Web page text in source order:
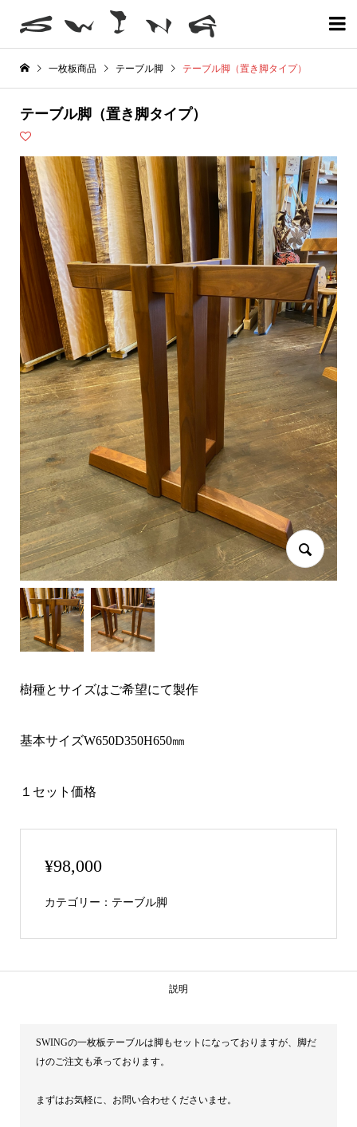

一枚板商品 テーブル脚 テーブル脚（置き脚タイプ）
テーブル脚（置き脚タイプ）
樹種とサイズはご希望にて製作
基本サイズW650D350H650㎜
１セット価格
¥98,000
カテゴリー： テーブル脚
説明
SWINGの一枚板テーブルは脚もセットになっておりますが、脚だ
けのご注文も承っております。
まずはお気軽に、お問い合わせくださいませ。